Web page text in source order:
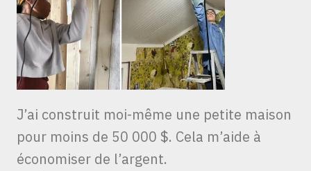
J’ai construit moi-même une petite maison
pour moins de 50 000 $. Cela m’aide à
économiser de l’argent.